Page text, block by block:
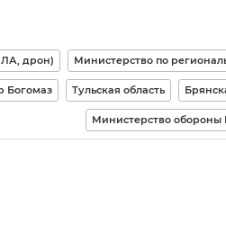
дрон) Министерство по
Богомаз Тульская область
Министерство обороны